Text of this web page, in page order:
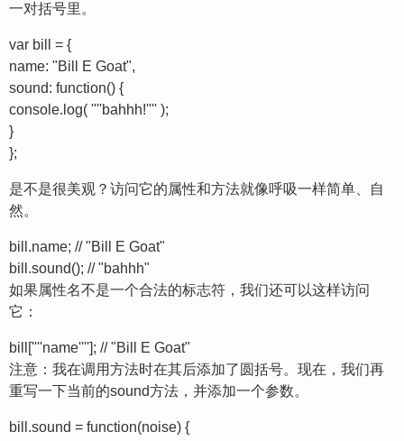
一对括号里。
var bill = {
name: "Bill E Goat",
sound: function() {
console.log( ''''bahhh!'''' );
}
};
是不是很美观？访问它的属性和方法就像呼吸一样简单、自
然。
bill.name; // "Bill E Goat"
bill.sound(); // "bahhh"
如果属性名不是一个合法的标志符，我们还可以这样访问
它：
bill[''''name'''']; // "Bill E Goat"
注意：我在调用方法时在其后添加了圆括号。现在，我们再
重写一下当前的sound方法，并添加一个参数。
bill.sound = function(noise) {